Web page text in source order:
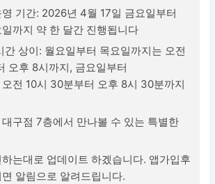
기간: 2026년 4월 17일 금요일부터
까지 약 한 달간 진행됩니다
간 상이: 월요일부터 목요일까지는 오전
오후 8시까지, 금요일부터
전 10시 30분부터 오후 8시 30분까지
구점 7층에서 만나볼 수 있는 특별한
는대로 업데이트 하겠습니다. 앱가입후
알림으로 알려드립니다.